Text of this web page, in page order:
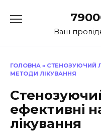
до
Ваш
ГОЛОВНА » СТЕНОЗУЮЧИЙ
МЕТОДИ ЛІКУВАННЯ
ефективні
лікування